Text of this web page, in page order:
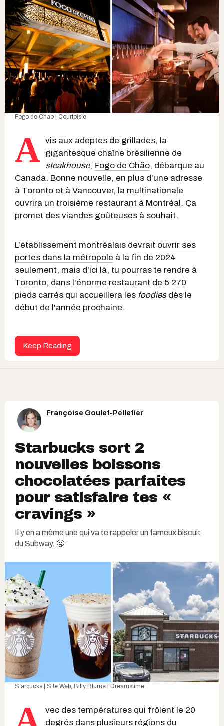
Fogo de Chao | Courtoisie
A vis aux adeptes de grillades, la
gigantesque chaîne brésilienne de
steakhouse, Fogo de Chão, débarque au
Canada. Bonne nouvelle, en plus d'une adresse
à Toronto et à Vancouver, la multinationale
ouvrira un troisième restaurant à Montréal. Ça
promet des viandes goûteuses à souhait.
L'établissement montréalais devrait ouvrir ses
portes dans la métropole à la fin de 2024
seulement, mais d'ici là, tu pourras te rendre à
Toronto, dans l'énorme restaurant de 5 270
pieds carrés qui accueillera les foodiesdès le
début de l'année prochaine.
Keep Reading
Françoise Goulet-Pelletier
Starbucks sort 2
nouvelles boissons
chocolatées parfaites
pour satisfaire tes «
cravings »
Il y en a même une qui va te rappeler un fameux biscuit
du Subway. 🤤
Starbucks | Site Web Billy Blume | Dreamstime
vec des températures qui frôlent le 20
degrés dans plusieurs régions du